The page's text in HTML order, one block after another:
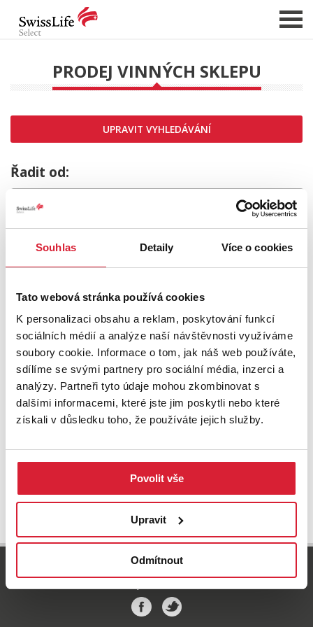
Souhlas Detaily Více o cookies
Tato webová stránka používá cookies
K personalizaci obsahu a reklam, poskytování funkcí
sociálních médií a analýze naší návštěvnosti využíváme
soubory cookie. Informace o tom, jak náš web používáte,
sdílíme se svými partnery pro sociální média, inzerci a
analýzy. Partneři tyto údaje mohou zkombinovat s
dalšími informacemi, které jste jim poskytli nebo které
získali v důsledku toho, že používáte jejich služby.
Povolit vše
Upravit
Odmítnout
NABÍDKA NEMOVITOSTÍ
CHCI PRODAT / PRONAJMOUT
HLÍDAT NOVÉ NABÍDKY
CHCI OCENIT NEMOVITOST
O NÁS
KONTAKT
PRODEJ VINNÝCH SKLEPU
UPRAVIT VYHLEDÁVÁNÍ
Řadit od:
Prodej vinného sklepa 210 m2, Jaroslavice